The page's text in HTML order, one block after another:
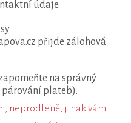
údaje.
přijde zálohová
na správný
plateb).
neprodleně, jinak vám